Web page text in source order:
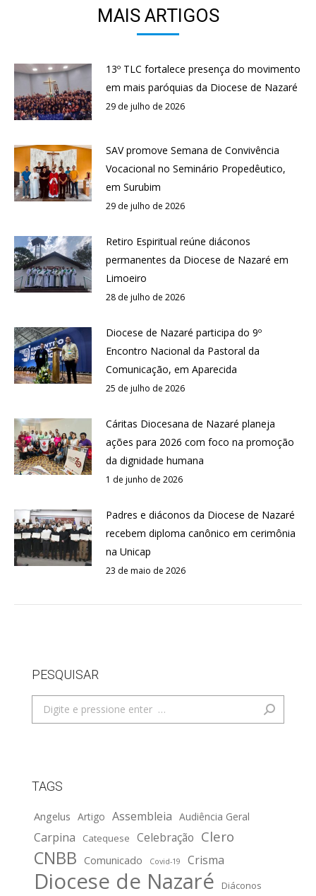
MAIS ARTIGOS
13º TLC fortalece presença do movimento
em mais paróquias da Diocese de Nazaré
29 de julho de 2026
SAV promove Semana de Convivência
Vocacional no Seminário Propedêutico,
em Surubim
29 de julho de 2026
Retiro Espiritual reúne diáconos
permanentes da Diocese de Nazaré em
Limoeiro
28 de julho de 2026
Diocese de Nazaré participa do 9º
Encontro Nacional da Pastoral da
Comunicação, em Aparecida
25 de julho de 2026
Cáritas Diocesana de Nazaré planeja
ações para 2026 com foco na promoção
da dignidade humana
1 de junho de 2026
Padres e diáconos da Diocese de Nazaré
recebem diploma canônico em cerimônia
na Unicap
23 de maio de 2026
PESQUISAR
Search:
TAGS
Angelus Artigo Assembleia Audiência Geral
Carpina Catequese Celebração Clero
CNBB Comunicado Covid-19 Crisma
Diocese de Nazaré
Diáconos